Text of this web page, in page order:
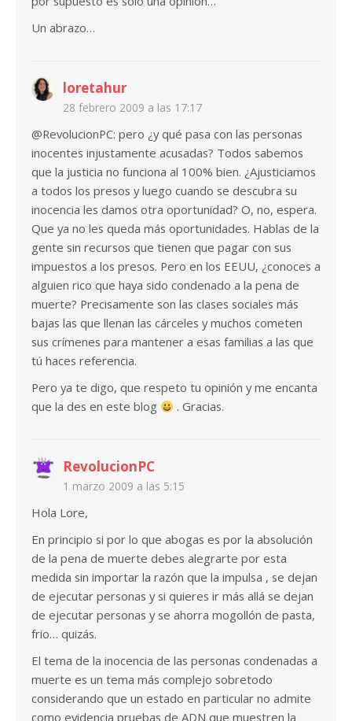
Un abrazo…
loretahur
28 febrero 2009 a las 17:17
@RevolucionPC: pero ¿y qué pasa con las personas
inocentes injustamente acusadas? Todos sabemos
que la justicia no funciona al 100% bien. ¿Ajusticiamos
a todos los presos y luego cuando se descubra su
inocencia les damos otra oportunidad? O, no, espera.
Que ya no les queda más oportunidades. Hablas de la
gente sin recursos que tienen que pagar con sus
impuestos a los presos. Pero en los EEUU, ¿conoces a
alguien rico que haya sido condenado a la pena de
muerte? Precisamente son las clases sociales más
bajas las que llenan las cárceles y muchos cometen
sus crímenes para mantener a esas familias a las que
tú haces referencia.
Pero ya te digo, que respeto tu opinión y me encanta
que la des en este blog
. Gracias.
RevolucionPC
1 marzo 2009 a las 5:15
Hola Lore,
En principio si por lo que abogas es por la absolución
de la pena de muerte debes alegrarte por esta
medida sin importar la razón que la impulsa , se dejan
de ejecutar personas y si quieres ir más allá se dejan
de ejecutar personas y se ahorra mogollón de pasta,
frio… quizás.
El tema de la inocencia de las personas condenadas a
muerte es un tema más complejo sobretodo
considerando que un estado en particular no admite
como evidencia pruebas de ADN que muestren la